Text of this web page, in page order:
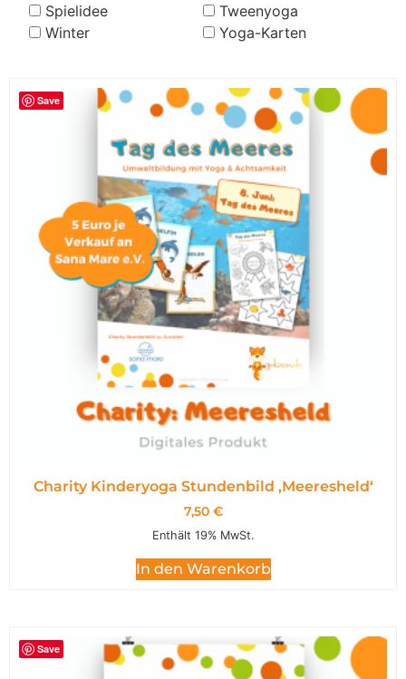
Spielidee
Tweenyoga
Winter
Yoga-Karten
Save
Charity Kinderyoga Stundenbild ,Meeresheld‘
7,50 €
Enthält 19% MwSt.
In den Warenkorb
Save